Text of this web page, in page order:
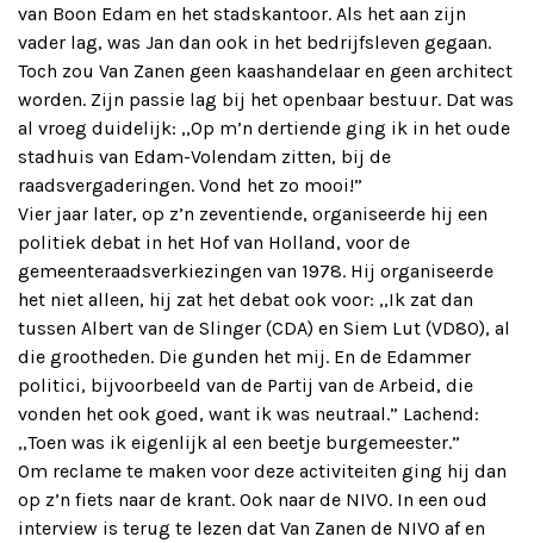
van Boon Edam en het stadskantoor. Als het aan zijn
vader lag, was Jan dan ook in het bedrijfsleven gegaan.
Toch zou Van Zanen geen kaashandelaar en geen architect
worden. Zijn passie lag bij het openbaar bestuur. Dat was
al vroeg duidelijk: ,,Op m’n dertiende ging ik in het oude
stadhuis van Edam-Volendam zitten, bij de
raadsvergaderingen. Vond het zo mooi!”
Vier jaar later, op z’n zeventiende, organiseerde hij een
politiek debat in het Hof van Holland, voor de
gemeenteraadsverkiezingen van 1978. Hij organiseerde
het niet alleen, hij zat het debat ook voor: ,,Ik zat dan
tussen Albert van de Slinger (CDA) en Siem Lut (VD80), al
die grootheden. Die gunden het mij. En de Edammer
politici, bijvoorbeeld van de Partij van de Arbeid, die
vonden het ook goed, want ik was neutraal.” Lachend:
,,Toen was ik eigenlijk al een beetje burgemeester.”
Om reclame te maken voor deze activiteiten ging hij dan
op z’n fiets naar de krant. Ook naar de NIVO. In een oud
interview is terug te lezen dat Van Zanen de NIVO af en